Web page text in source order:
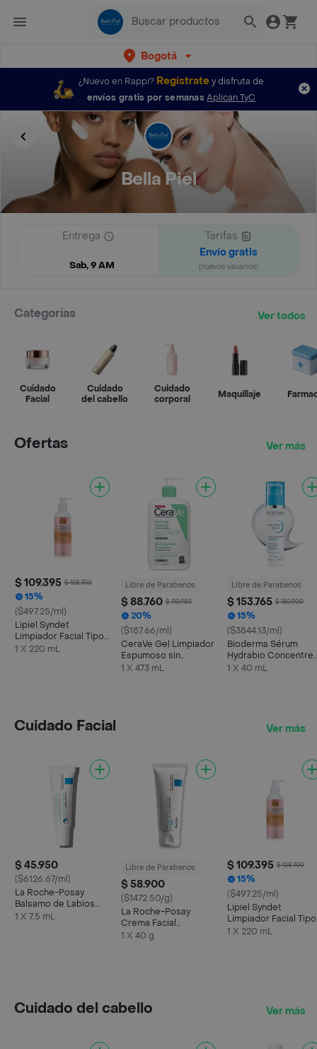
Bogotá
¿Nuevo en Rappi? Regístratey disfruta de
envíos gratis por semanas Aplican TyC
Bella Piel
Entrega
Sab, 9 AM
Tarifas
Envío gratis
(nuevos usuarios)
Categorías Ver todos
Cuidado
Facial
Cuidado
del cabello
Cuidado
corporal
Maquillaje
Ofertas Ver más
$ 109.395 $ 128.700
15%
($497.25/ml)
Lipiel Syndet
Limpiador Facial Tipo
Crema
1 X 220 mL
Libre de Parabenos
$ 88.760 $ 110.950
20%
($187.66/ml)
CeraVe Gel Limpiador
Espumoso sin
Perfume Piel Normal a
1 X 473 mL
Libre de Parabenos
$ 153.765 $ 180.900
15%
($3844.13/ml)
Bioderma Sérum
Hydrabio Concentre
Hidratante
1 X 40 mL
Cuidado Facial Ver más
$ 45.950
($6126.67/ml)
La Roche-Posay
Balsamo de Labios
Cicaplast Levres
1 X 7,5 mL
Libre de Parabenos
$ 58.900
($1472.50/g)
La Roche-Posay
Crema Facial
Cicaplast Baume B5 +
1 X 40 g
$ 109.395 $ 128.700
15%
($497.25/ml)
Lipiel Syndet
Limpiador Facial Tipo
Crema
1 X 220 mL
Cuidado del cabello Ver más